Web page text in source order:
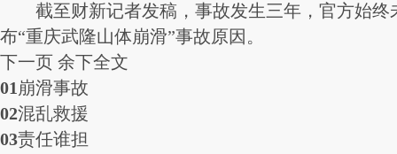
截至财新记者发稿，事故发生三年，官方始终
布“重庆武隆山体崩滑”事故原因。
下一页 余下全文
01 崩滑事故
02混乱救援
03责任谁担